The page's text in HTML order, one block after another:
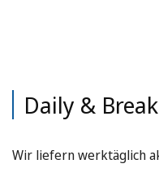
Daily &
Wir liefern werktäglich